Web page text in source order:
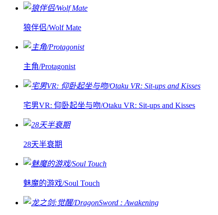
狼伴侣/Wolf Mate
主角/Protagonist
宅男VR: 仰卧起坐与吻/Otaku VR: Sit-ups and Kisses
28天半衰期
魅魔的游戏/Soul Touch